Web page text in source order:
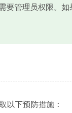
要管理员权限。
以下预防措施：